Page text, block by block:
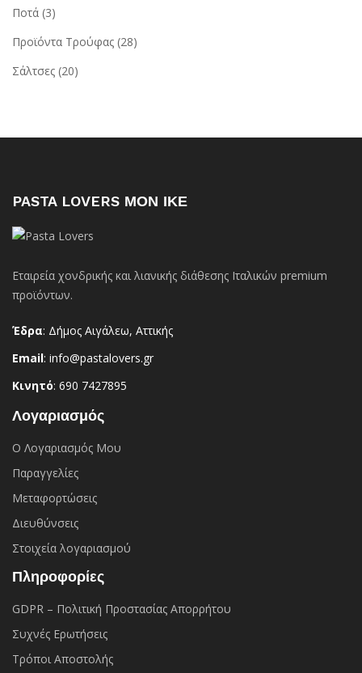
Ποτά (3)
Προϊόντα Τρούφας (28)
Σάλτσες (20)
PASTA LOVERS ΜΟΝ ΙΚΕ
Εταιρεία χονδρικής και λιανικής διάθεσης Ιταλικών premium
προϊόντων.
Έδρα: Δήμος Αιγάλεω, Αττικής
Email: info@pastalovers.gr
Κινητό: 690 7427895
Λογαριασμός
Ο Λογαριασμός Μου
Παραγγελίες
Μεταφορτώσεις
Διευθύνσεις
Στοιχεία λογαριασμού
Πληροφορίες
GDPR – Πολιτική Προστασίας Απορρήτου
Συχνές Eρωτήσεις
Τρόποι Αποστολής